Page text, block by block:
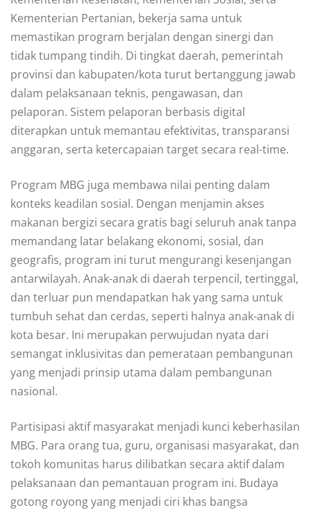
Kementerian Pertanian, bekerja sama untuk
memastikan program berjalan dengan sinergi dan
tidak tumpang tindih. Di tingkat daerah, pemerintah
provinsi dan kabupaten/kota turut bertanggung jawab
dalam pelaksanaan teknis, pengawasan, dan
pelaporan. Sistem pelaporan berbasis digital
diterapkan untuk memantau efektivitas, transparansi
anggaran, serta ketercapaian target secara real-time.
Program MBG juga membawa nilai penting dalam
konteks keadilan sosial. Dengan menjamin akses
makanan bergizi secara gratis bagi seluruh anak tanpa
memandang latar belakang ekonomi, sosial, dan
geografis, program ini turut mengurangi kesenjangan
antarwilayah. Anak-anak di daerah terpencil, tertinggal,
dan terluar pun mendapatkan hak yang sama untuk
tumbuh sehat dan cerdas, seperti halnya anak-anak di
kota besar. Ini merupakan perwujudan nyata dari
semangat inklusivitas dan pemerataan pembangunan
yang menjadi prinsip utama dalam pembangunan
nasional.
Partisipasi aktif masyarakat menjadi kunci keberhasilan
MBG. Para orang tua, guru, organisasi masyarakat, dan
tokoh komunitas harus dilibatkan secara aktif dalam
pelaksanaan dan pemantauan program ini. Budaya
gotong royong yang menjadi ciri khas bangsa